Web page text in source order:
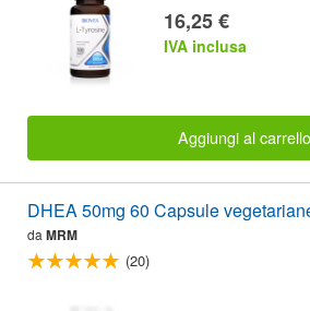
16,25 €
IVA inclusa
Aggiungi al carrello
DHEA 50mg 60 Capsule
da MRM
(20)